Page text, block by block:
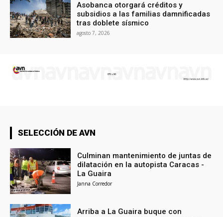
Asobanca otorgará créditos y
subsidios a las familias damnificadas
tras doblete sísmico
agosto 7, 2026
SELECCIÓN DE AVN
Culminan mantenimiento de juntas de
dilatación en la autopista Caracas -
La Guaira
Janna Corredor
Arriba a La Guaira buque con